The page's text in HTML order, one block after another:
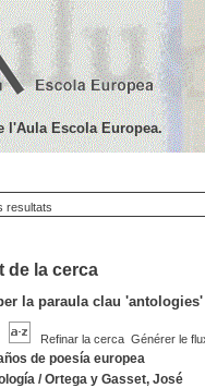
resultats
de la cerca
la paraula clau
Refinar la cerca Générer le
de poesía europea
/Ortega y Gasset, José
l'Aula Escola Europea.